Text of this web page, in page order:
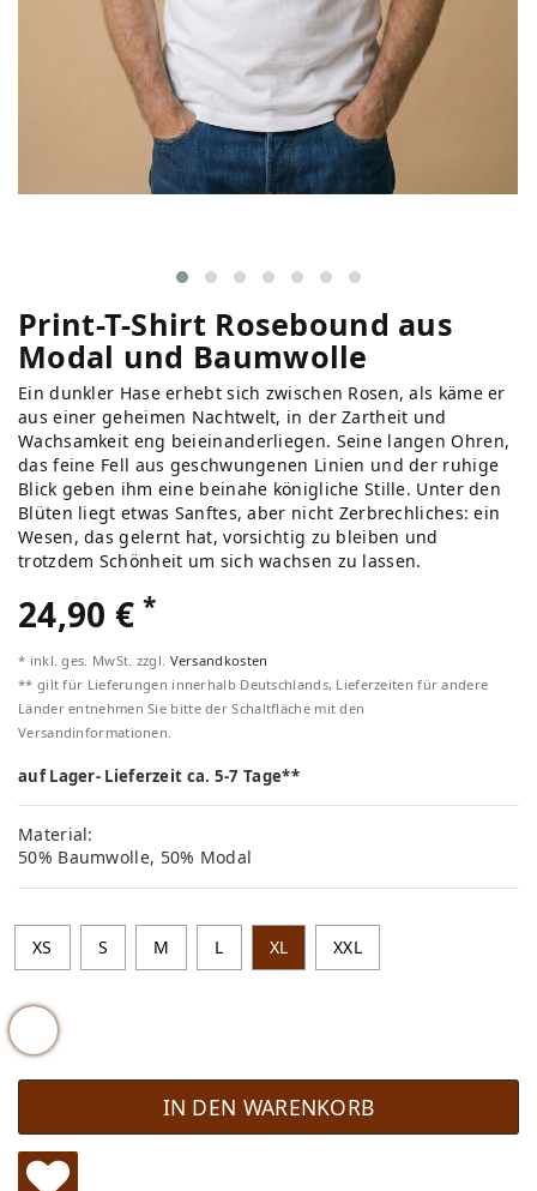
Print-T-Shirt Rosebound aus
Modal und Baumwolle
Ein dunkler Hase erhebt sich zwischen Rosen, als käme er
aus einer geheimen Nachtwelt, in der Zartheit und
Wachsamkeit eng beieinanderliegen. Seine langen Ohren,
das feine Fell aus geschwungenen Linien und der ruhige
Blick geben ihm eine beinahe königliche Stille. Unter den
Blüten liegt etwas Sanftes, aber nicht Zerbrechliches: ein
Wesen, das gelernt hat, vorsichtig zu bleiben und
trotzdem Schönheit um sich wachsen zu lassen.
24,90 €*
* inkl. ges. MwSt. zzgl. Versandkosten
** gilt für Lieferungen innerhalb Deutschlands, Lieferzeiten für andere
Länder entnehmen Sie bitte der Schaltfläche mit den
Versandinformationen.
auf Lager- Lieferzeit ca. 5-7 Tage**
Material:
50% Baumwolle, 50% Modal
XS S M L XL XXL
IN DEN WARENKORB